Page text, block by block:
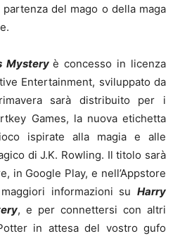
del mago o della maga
Mysteryè concesso in licenza
Entertainment, sviluppato da
sarà distribuito per i
Games, la nuova etichetta
ispirate alla magia e alle
di J.K. Rowling. Il titolo sarà
in Google Play, e nell’Appstore
informazioni su Harry
, e per connettersi con altri
in attesa del vostro gufo